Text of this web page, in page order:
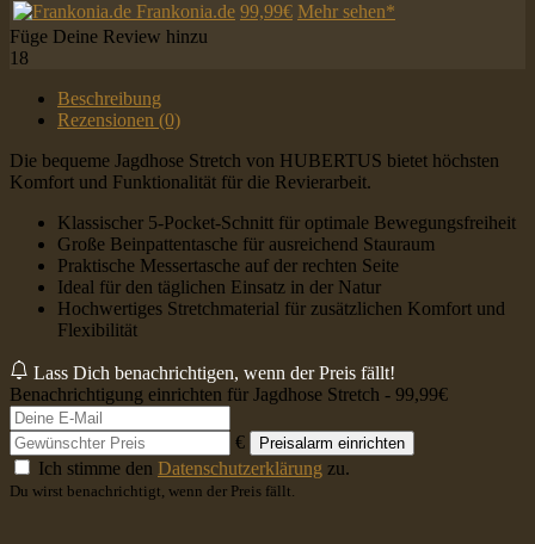
Frankonia.de 99,99€ Mehr sehen*
Füge Deine Review hinzu
18
Beschreibung
Rezensionen (0)
Die bequeme Jagdhose Stretch von HUBERTUS bietet höchsten
Komfort und Funktionalität für die Revierarbeit.
Klassischer 5-Pocket-Schnitt für optimale Bewegungsfreiheit
Große Beinpattentasche für ausreichend Stauraum
Praktische Messertasche auf der rechten Seite
Ideal für den täglichen Einsatz in der Natur
Hochwertiges Stretchmaterial für zusätzlichen Komfort und
Flexibilität
Lass Dich benachrichtigen, wenn der Preis fällt!
Benachrichtigung einrichten für Jagdhose Stretch - 99,99€
€ Preisalarm einrichten
Ich stimme den Datenschutzerklärung zu.
Du wirst benachrichtigt, wenn der Preis fällt.